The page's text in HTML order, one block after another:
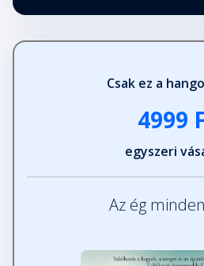
Csak ez a
4999
egyszeri
Az ég